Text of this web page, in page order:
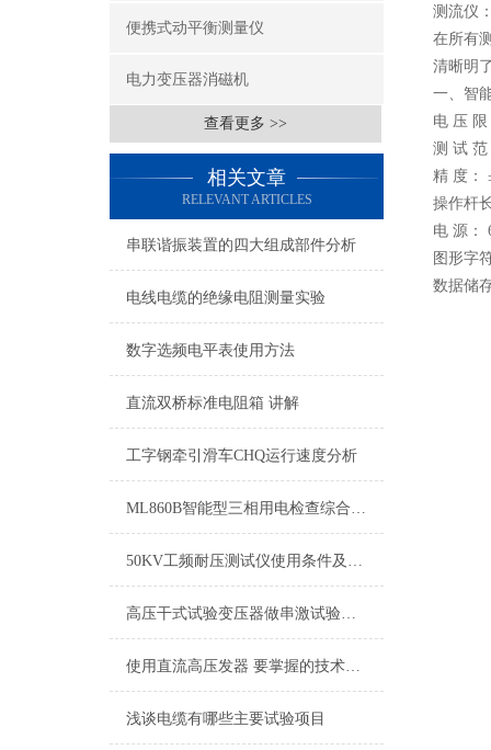
便携式动平衡测量仪
电力变压器消磁机
查看更多 >>
相关文章
RELEVANT ARTICLES
串联谐振装置的四大组成部件分析
电线电缆的绝缘电阻测量实验
数字选频电平表使用方法
直流双桥标准电阻箱 讲解
工字钢牵引滑车CHQ运行速度分析
ML860B智能型三相用电检查综合测试仪 技术协议
50KV工频耐压测试仪使用条件及参数
高压干式试验变压器做串激试验时注意事项
使用直流高压发器 要掌握的技术要点
浅谈电缆有哪些主要试验项目
测流仪
在所有
清晰明
一、智
电 压
测 试
精 度：
操作杆
电 源：
图形字
数据储